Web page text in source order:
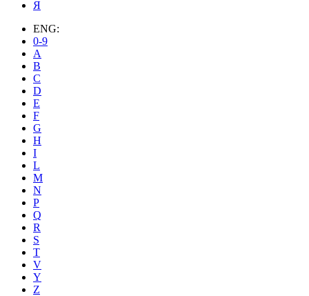
Я
ENG:
0-9
A
B
C
D
E
F
G
H
I
L
M
N
P
Q
R
S
T
V
Y
Z